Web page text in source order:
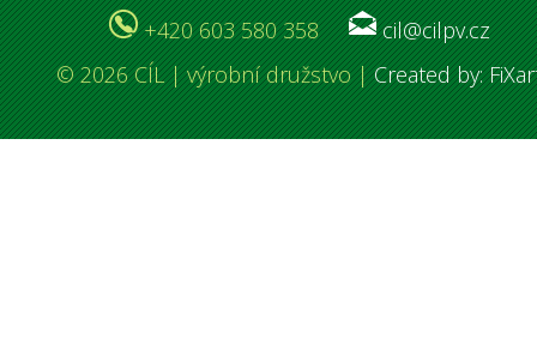
+420 603 580 358
cil@cilpv.cz
© 2026 CÍL | výrobní družstvo |Created by: